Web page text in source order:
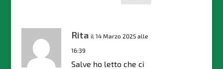
Rita il 14 Marzo 2025 alle
16:39
Salve ho letto che ci